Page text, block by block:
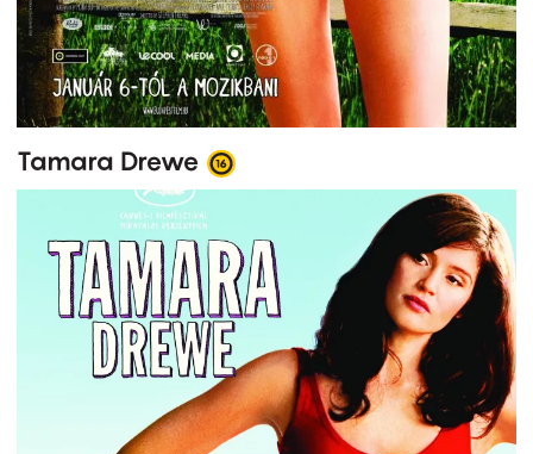
Tamara Drewe